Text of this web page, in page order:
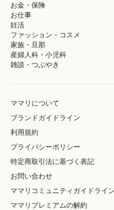
お金・保険
お仕事
妊活
ファッション・コスメ
家族・旦那
産婦人科・小児科
雑談・つぶやき
ママリについて
ブランドガイドライン
利用規約
プライバシーポリシー
特定商取引法に基づく表記
お問い合わせ
ママリコミュニティガイドライン
ママリプレミアムの解約